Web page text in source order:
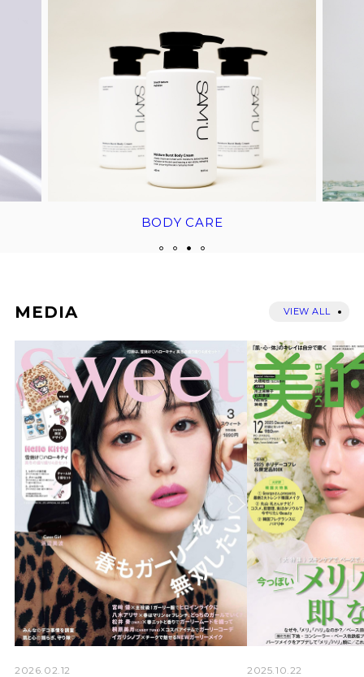
BODY CARE
BORN - PANTEHENOL
MEDIA VIEW ALL
2026.02.12 2025.10.22